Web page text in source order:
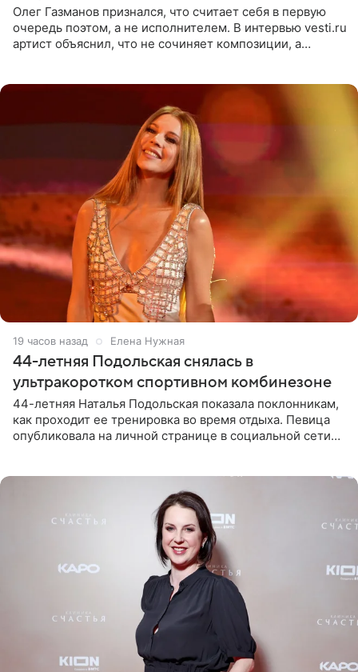
Олег Газманов признался, что считает себя в первую
очередь поэтом, а не исполнителем. В интервью vesti.ru
артист объяснил, что не сочиняет композиции, а
19 часов назад Елена Нужная
44-летняя Подольская снялась в
ультракоротком спортивном комбинезоне
44-летняя Наталья Подольская показала поклонникам,
как проходит ее тренировка во время отдыха. Певица
опубликовала на личной странице в социальной сети